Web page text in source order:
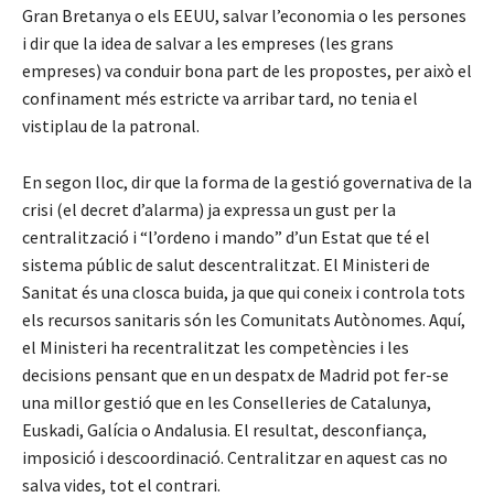
Gran Bretanya o els EEUU, salvar l’economia o les persones
i dir que la idea de salvar a les empreses (les grans
empreses) va conduir bona part de les propostes, per això el
confinament més estricte va arribar tard, no tenia el
vistiplau de la patronal.
En segon lloc, dir que la forma de la gestió governativa de la
crisi (el decret d’alarma) ja expressa un gust per la
centralització i “l’ordeno i mando” d’un Estat que té el
sistema públic de salut descentralitzat. El Ministeri de
Sanitat és una closca buida, ja que qui coneix i controla tots
els recursos sanitaris són les Comunitats Autònomes. Aquí,
el Ministeri ha recentralitzat les competències i les
decisions pensant que en un despatx de Madrid pot fer-se
una millor gestió que en les Conselleries de Catalunya,
Euskadi, Galícia o Andalusia. El resultat, desconfiança,
imposició i descoordinació. Centralitzar en aquest cas no
salva vides, tot el contrari.